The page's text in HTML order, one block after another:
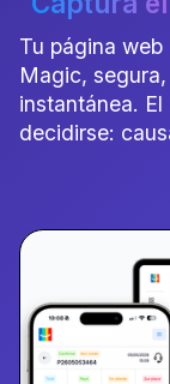
Tu página
Magic,
instantánea.
decidirse: